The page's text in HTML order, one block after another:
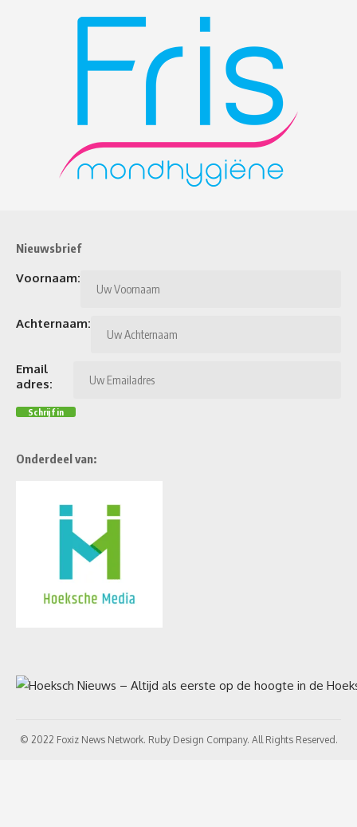
Nieuwsbrief
Voornaam:
Achternaam:
Email
adres:
Onderdeel van:
© 2022 Foxiz News Network. Ruby Design Company. All Rights Reserved.